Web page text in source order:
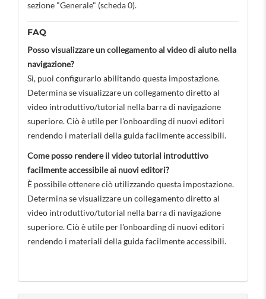
sezione "Generale" (scheda 0).
FAQ
Posso visualizzare un collegamento al video di aiuto nella
navigazione?
Sì, puoi configurarlo abilitando questa impostazione.
Determina se visualizzare un collegamento diretto al
video introduttivo/tutorial nella barra di navigazione
superiore. Ciò è utile per l'onboarding di nuovi editori
rendendo i materiali della guida facilmente accessibili.
Come posso rendere il video tutorial introduttivo
facilmente accessibile ai nuovi editori?
È possibile ottenere ciò utilizzando questa impostazione.
Determina se visualizzare un collegamento diretto al
video introduttivo/tutorial nella barra di navigazione
superiore. Ciò è utile per l'onboarding di nuovi editori
rendendo i materiali della guida facilmente accessibili.